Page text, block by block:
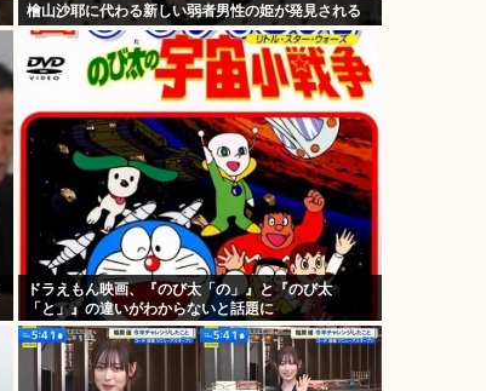
檜山沙耶に代わる新しい弱者男性の姫が発見される
ドラえもん映画、『のび太「の」』と『のび太
「と」』の違いがわからないと話題に